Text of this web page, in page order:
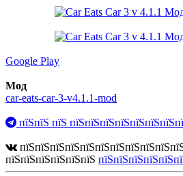
Google Play
Мод
car-eats-car-3-v4.1.1-mod
пїЅпїЅ пїЅ
пїЅпїЅпїЅпїЅпїЅпїЅ